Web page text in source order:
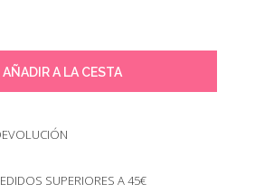
AÑADIR A LA CESTA
SUPERIORES A 45€